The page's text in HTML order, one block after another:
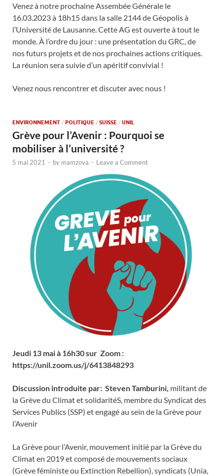
Venez à notre prochaine Assembée Générale le
16.03.2023 à 18h15 dans la salle 2144 de Géopolis à
l’Université de Lausanne. Cette AG est ouverte à tout le
monde. À l’ordre du jour : une présentation du GRC, de
nos futurs projets et de nos prochaines actions critiques.
La réunion sera suivie d’un apéritif convivial !
Venez nous rencontrer et discuter avec nous !
ENVIRONNEMENT / POLITIQUE / SUISSE / UNIL
Grève pour l’Avenir : Pourquoi se
mobiliser à l’université ?
5 mai 2021 - by mamzova - Leave a Comment
Jeudi 13 mai à 16h30 sur Zoom :
https://unil.zoom.us/j/6413848293
Discussion introduite par: Steven Tamburini, militant de
la Grève du Climat et solidaritéS, membre du Syndicat des
Services Publics (SSP) et engagé au sein de la Grève pour
l’Avenir
La Grève pour l’Avenir, mouvement initié par la Grève du
Climat en 2019 et composé de mouvements sociaux
(Grève féministe ou Extinction Rebellion), syndicats (Unia,